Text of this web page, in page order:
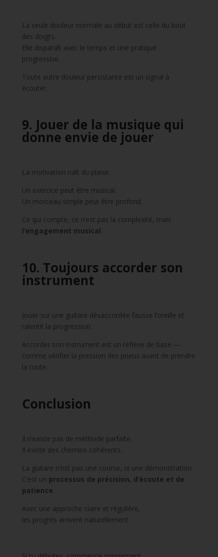
La seule douleur normale au début est celle du bout
des doigts.
Elle disparaît avec le temps et une pratique
progressive.
Toute autre douleur persistante est un signal à
écouter.
9. Jouer de la musique qui
donne envie de jouer
La motivation naît du plaisir.
Un exercice peut être musical.
Un morceau simple peut être profond.
Ce qui compte, ce n’est pas la complexité, mais
l’engagement musical
10. Toujours accorder son
instrument
Jouer sur une guitare désaccordée fausse l’oreille et
ralentit la progression.
Accorder son instrument est un réflexe de base —
comme vérifier la pression des pneus avant de prendre
la route.
Conclusion
Il n’existe pas de méthode parfaite.
Il existe des chemins cohérents.
La guitare n’est pas une course, ni une démonstration.
C’est un processus de précision, d’écoute et de
patience
Avec une approche claire et régulière,
les progrès arrivent naturellement.